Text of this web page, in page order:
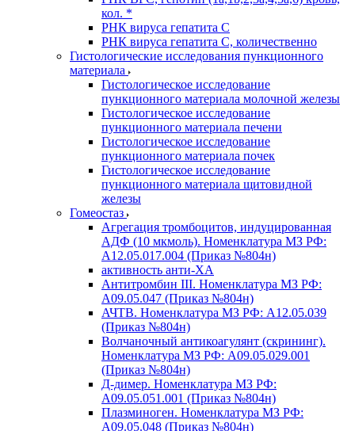
кол. *
РНК вируса гепатита C
РНК вируса гепатита C, количественно
Гистологические исследования пункционного
материала
Гистологическое исследование
пункционного материала молочной железы
Гистологическое исследование
пункционного материала печени
Гистологическое исследование
пункционного материала почек
Гистологическое исследование
пункционного материала щитовидной
железы
Гомеостаз
Агрегация тромбоцитов, индуцированная
АДФ (10 мкмоль). Номенклатура МЗ РФ:
A12.05.017.004 (Приказ №804н)
активность анти-ХА
Антитромбин III. Номенклатура МЗ РФ:
A09.05.047 (Приказ №804н)
АЧТВ. Номенклатура МЗ РФ: A12.05.039
(Приказ №804н)
Волчаночный антикоагулянт (скрининг).
Номенклатура МЗ РФ: A09.05.029.001
(Приказ №804н)
Д-димер. Номенклатура МЗ РФ:
A09.05.051.001 (Приказ №804н)
Плазминоген. Номенклатура МЗ РФ:
A09.05.048 (Приказ №804н)